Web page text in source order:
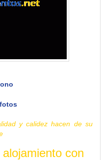
y calidez hacen de su
con